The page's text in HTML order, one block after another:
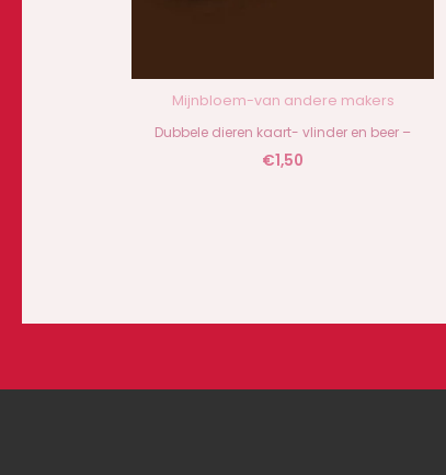
Mijnbloem-van andere makers
Dubbele dieren kaart- vlinder en beer –
€1,50